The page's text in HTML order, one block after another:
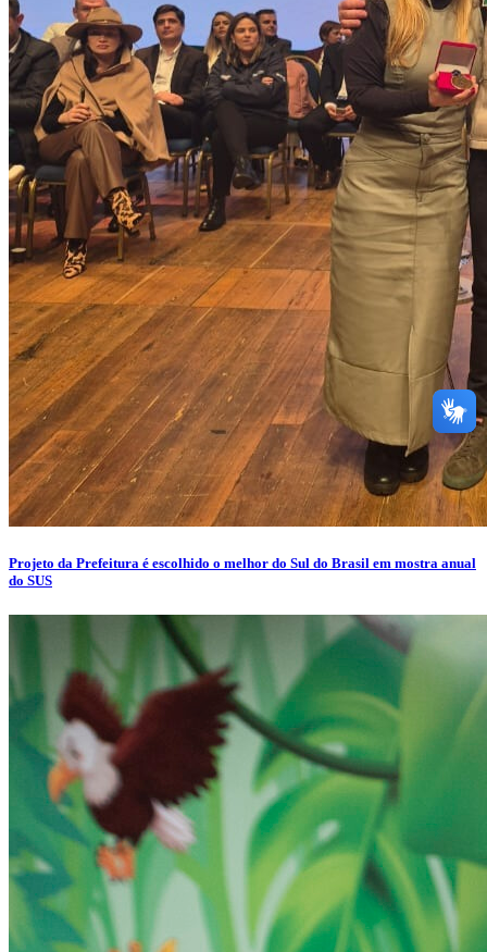
Projeto da Prefeitura é escolhido o melhor do Sul do Brasil em mostra anual
do SUS